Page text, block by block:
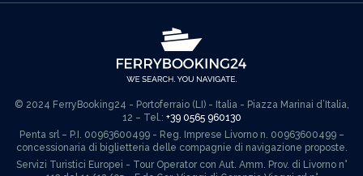
© 2024 FerryBooking24 - Portoferraio (LI) - Italia - Piazza Marinai d’Italia,
12 – Tel.: +39 0565 960130
Penta srl – P.I. 00963600499 - Reg. Imprese Livorno n. 00963600499 –
concessionaria di biglietteria delle compagnie di navigazione proposte.
Servizi Turistici Europei - Tour Operator con Aut. Amm. Prov. di Livorno n°